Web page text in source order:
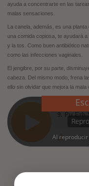
ayuda a concentrarte en las
malas sensaciones.
La canela, además, es una
una comida copiosa, te ayudará
y la tos. Como buen antibiótico
como las infecciones vaginales.
El jengibre, por su parte,
cabeza. Del mismo modo, frena
ello sin olvidar que mejora la mala